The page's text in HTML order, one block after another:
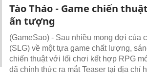
Tào Tháo - Game chiến
ấn tượng
(GameSao) - Sau nhiều mong đợi của
(SLG) về một tựa game chất lượng,
chiến thuật với lối chơi kết hợp RPG
đã chính thức ra mắt Teaser tại địa chỉ